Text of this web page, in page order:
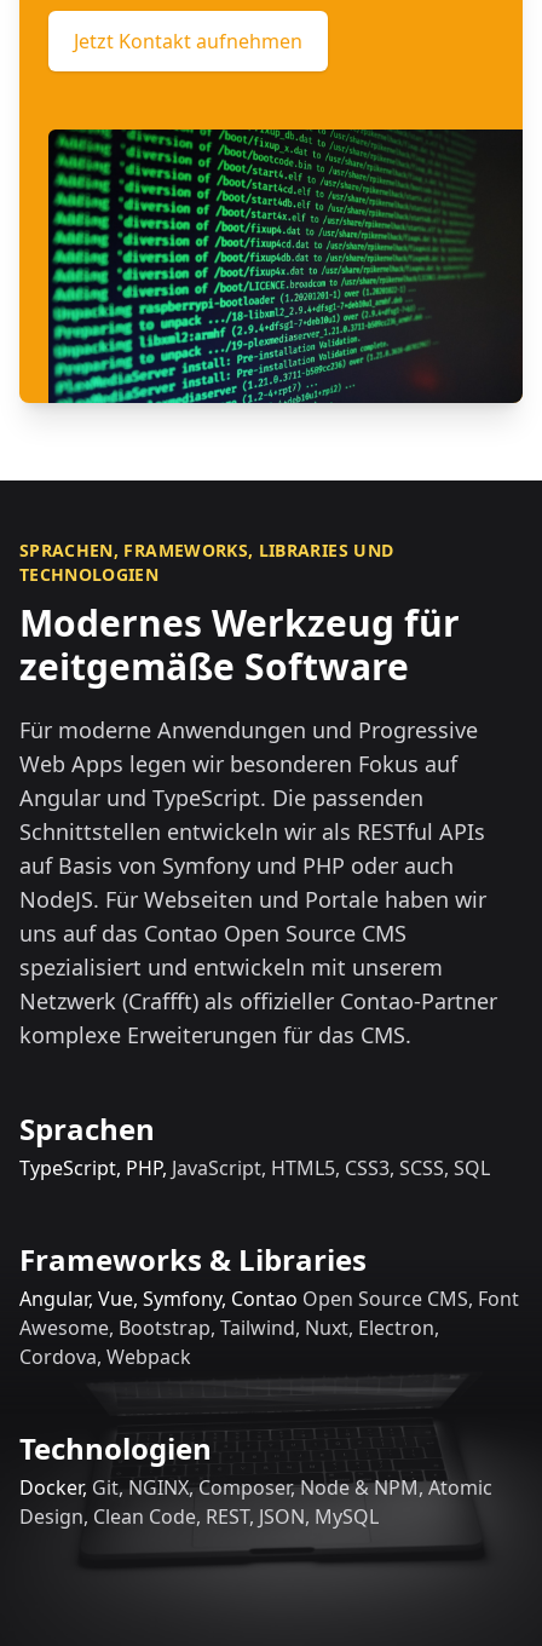
Jetzt Kontakt aufnehmen
SPRACHEN, FRAMEWORKS, LIBRARIES UND
TECHNOLOGIEN
Modernes Werkzeug für
zeitgemäße Software
Für moderne Anwendungen und Progressive
Web Apps legen wir besonderen Fokus auf
Angular und TypeScript. Die passenden
Schnittstellen entwickeln wir als RESTful APIs
auf Basis von Symfony und PHP oder auch
NodeJS. Für Webseiten und Portale haben wir
uns auf das Contao Open Source CMS
spezialisiert und entwickeln mit unserem
Netzwerk (Craffft) als offizieller Contao-Partner
komplexe Erweiterungen für das CMS.
Sprachen
TypeScript, PHP, JavaScript, HTML5, CSS3, SCSS, SQL
Frameworks & Libraries
Angular, Vue, Symfony, Contao Open Source CMS, Font
Awesome, Bootstrap, Tailwind, Nuxt, Electron,
Cordova, Webpack
Technologien
Docker, Git, NGINX, Composer, Node & NPM, Atomic
Design, Clean Code, REST, JSON, MySQL